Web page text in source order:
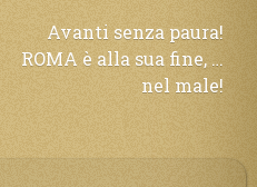
Avanti senza paura!
ROMA è alla sua fine, …
nel male!